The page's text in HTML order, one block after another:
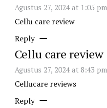
Agustus 27, 2024 at 1:05 pm
Cellu care review
Reply
Cellu care review
Agustus 27, 2024 at 8:43 pm
Cellucare reviews
Reply